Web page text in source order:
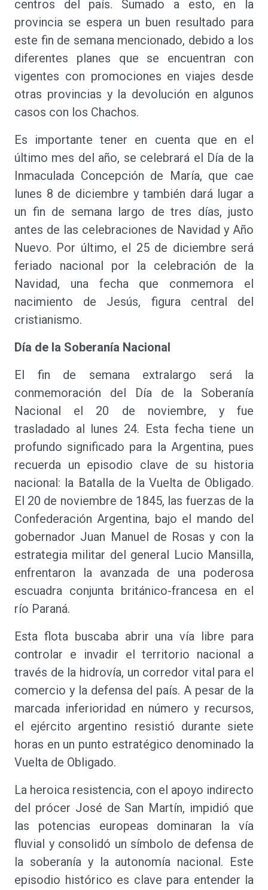
centros del país. Sumado a esto, en la
provincia se espera un buen resultado para
este fin de semana mencionado, debido a los
diferentes planes que se encuentran con
vigentes con promociones en viajes desde
otras provincias y la devolución en algunos
casos con los Chachos.
Es importante tener en cuenta que en el
último mes del año, se celebrará el Día de la
Inmaculada Concepción de María, que cae
lunes 8 de diciembre y también dará lugar a
un fin de semana largo de tres días, justo
antes de las celebraciones de Navidad y Año
Nuevo. Por último, el 25 de diciembre será
feriado nacional por la celebración de la
Navidad, una fecha que conmemora el
nacimiento de Jesús, figura central del
cristianismo.
Día de la Soberanía Nacional
El fin de semana extralargo será la
conmemoración del Día de la Soberanía
Nacional el 20 de noviembre, y fue
trasladado al lunes 24. Esta fecha tiene un
profundo significado para la Argentina, pues
recuerda un episodio clave de su historia
nacional: la Batalla de la Vuelta de Obligado.
El 20 de noviembre de 1845, las fuerzas de la
Confederación Argentina, bajo el mando del
gobernador Juan Manuel de Rosas y con la
estrategia militar del general Lucio Mansilla,
enfrentaron la avanzada de una poderosa
escuadra conjunta británico-francesa en el
río Paraná.
Esta flota buscaba abrir una vía libre para
controlar e invadir el territorio nacional a
través de la hidrovía, un corredor vital para el
comercio y la defensa del país. A pesar de la
marcada inferioridad en número y recursos,
el ejército argentino resistió durante siete
horas en un punto estratégico denominado la
Vuelta de Obligado.
La heroica resistencia, con el apoyo indirecto
del prócer José de San Martín, impidió que
las potencias europeas dominaran la vía
fluvial y consolidó un símbolo de defensa de
la soberanía y la autonomía nacional. Este
episodio histórico es clave para entender la